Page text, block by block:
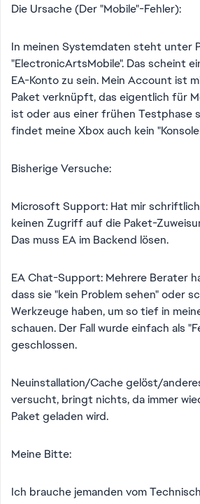
Die Ursache (Der "Mobile"-Fehler):
In meinen Systemdaten steht unter
"ElectronicArtsMobile". Das scheint
EA-Konto zu sein. Mein Account ist
Paket verknüpft, das eigentlich für
ist oder aus einer frühen Testphase
findet meine Xbox auch kein
Bisherige Versuche:
Microsoft Support: Hat mir
keinen Zugriff auf die Paket-
Das muss EA im Backend lösen.
EA Chat-Support: Mehrere Berater
dass sie "kein Problem sehen" oder
Werkzeuge haben, um so tief in
schauen. Der Fall wurde einfach als
geschlossen.
Neuinstallation/Cache gelöst/
versucht, bringt nichts, da immer
Paket geladen wird.
Meine Bitte:
Ich brauche jemanden vom